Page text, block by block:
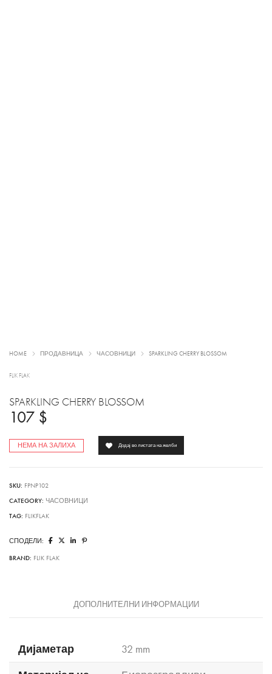
HOME ПРОДАВНИЦА ЧАСОВНИЦИ SPARKLING CHERRY BLOSSOM
FLIK FLAK
SPARKLING CHERRY BLOSSOM
107 $
НЕМА НА ЗАЛИХА Додај во листата на желби
SKU: FPNP102
CATEGORY: ЧАСОВНИЦИ
TAG: FLIKFLAK
СПОДЕЛИ:
BRAND: FLIK FLAK
ДОПОЛНИТЕЛНИ ИНФОРМАЦИИ
Дијаметар
32 mm